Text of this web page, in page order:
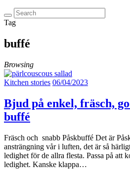
Tag
buffé
Browsing
Kitchen stories 06/04/2023
Bjud på enkel, fräsch,
buffé
Fräsch och snabb Påskbuffé Det är
ansträngning vår i luften, det är så
ledighet för de allra flesta. Passa på att
ledighet. Kanske klappa…